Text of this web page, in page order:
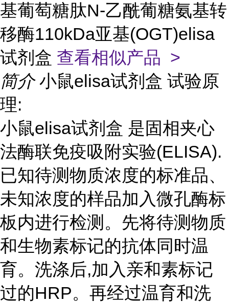
基葡萄糖肽N-乙酰葡糖氨基转
移酶110kDa亚基(OGT)elisa
试剂盒 查看相似产品 >
简介 小鼠elisa试剂盒 试验原
理:
小鼠elisa试剂盒 是固相夹心
法酶联免疫吸附实验(ELISA).
已知待测物质浓度的标准品、
未知浓度的样品加入微孔酶标
板内进行检测。先将待测物质
和生物素标记的抗体同时温
育。洗涤后,加入亲和素标记
过的HRP。再经过温育和洗